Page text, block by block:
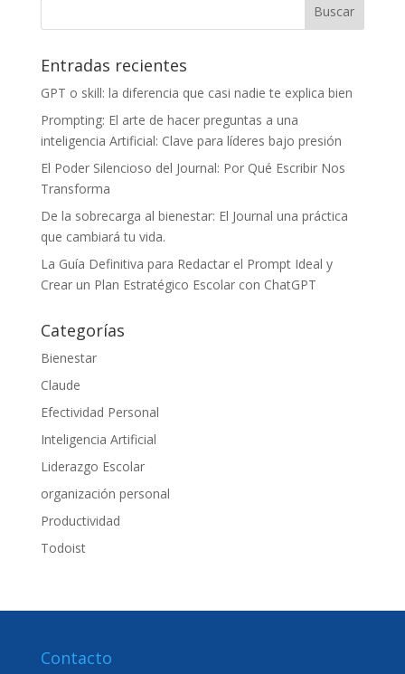
Entradas recientes
GPT o skill: la diferencia que casi nadie te explica bien
Prompting: El arte de hacer preguntas a una
inteligencia Artificial: Clave para líderes bajo presión
El Poder Silencioso del Journal: Por Qué Escribir Nos
Transforma
De la sobrecarga al bienestar: El Journal una práctica
que cambiará tu vida.
La Guía Definitiva para Redactar el Prompt Ideal y
Crear un Plan Estratégico Escolar con ChatGPT
Categorías
Bienestar
Claude
Efectividad Personal
Inteligencia Artificial
Liderazgo Escolar
organización personal
Productividad
Todoist
Contacto